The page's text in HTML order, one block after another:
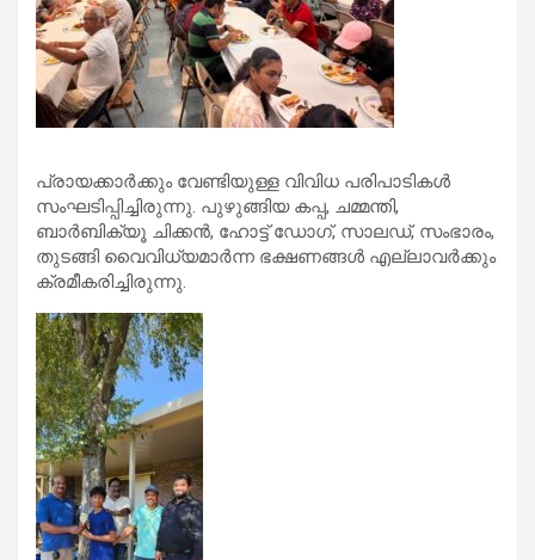
പ്രായക്കാർക്കും വേണ്ടിയുള്ള വിവിധ പരിപാടികൾ
സംഘടിപ്പിച്ചിരുന്നു. പുഴുങ്ങിയ കപ്പ, ചമ്മന്തി,
ബാർബിക്യൂ ചിക്കൻ, ഹോട്ട് ഡോഗ്, സാലഡ്, സംഭാരം,
തുടങ്ങി വൈവിധ്യമാർന്ന ഭക്ഷണങ്ങൾ എല്ലാവർക്കും
ക്രമീകരിച്ചിരുന്നു.